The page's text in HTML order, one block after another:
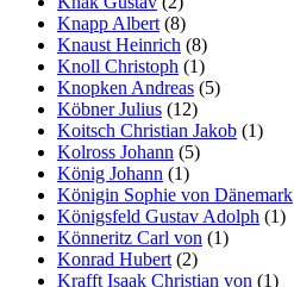
Knapp Albert (8)
Knaust Heinrich (8)
Knoll Christoph (1)
Knopken Andreas (5)
Köbner Julius (12)
Koitsch Christian Jakob (1)
Kolross Johann (5)
König Johann (1)
Königin Sophie von Dänemark
Königsfeld Gustav Adolph (1)
Könneritz Carl von (1)
Konrad Hubert (2)
Krafft Isaak Christian von (1)